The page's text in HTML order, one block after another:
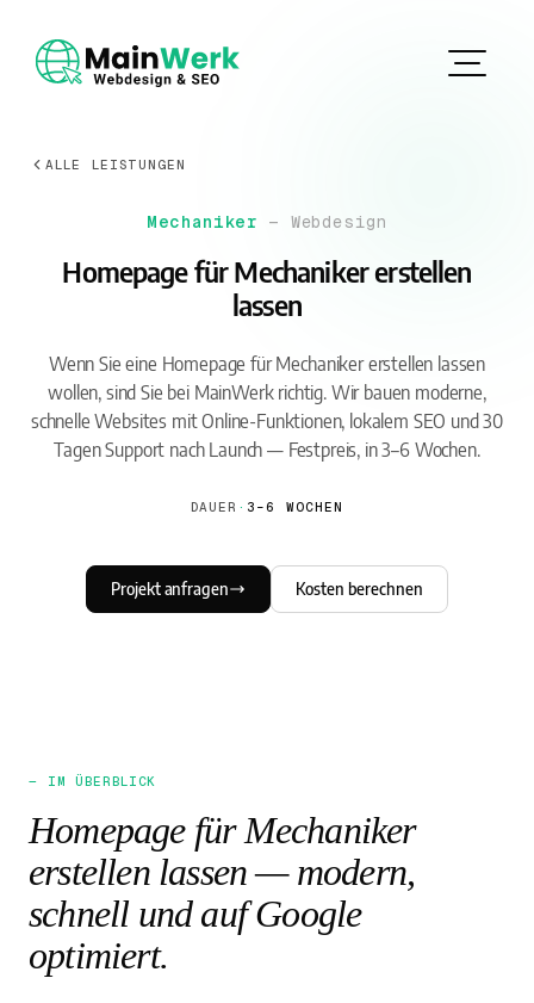
ALLE LEISTUNGEN
Mechaniker — Webdesign
Homepage für Mechaniker erstellen
lassen
Wenn Sie eine Homepage für Mechaniker erstellen lassen
wollen, sind Sie bei MainWerk richtig. Wir bauen moderne,
schnelle Websites mit Online-Funktionen, lokalem SEO und 30
Tagen Support nach Launch — Festpreis, in 3–6 Wochen.
DAUER · 3–6 WOCHEN
Projekt anfragen Kosten berechnen
— IM ÜBERBLICK
Homepage für Mechaniker
erstellen lassen — modern,
schnell und auf Google
optimiert.